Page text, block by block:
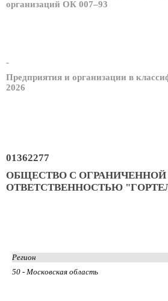
организаций ОК 007–93
-
Предприятия и организации в
2026
01362277
ОБЩЕСТВО С ОГРАНИЧЕННОЙ
ОТВЕТСТВЕННОСТЬЮ
Регион
50 - Московская область